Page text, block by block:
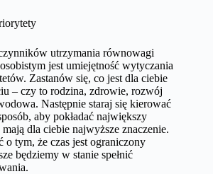
utrzymania równowagi
jest umiejętność wytyczania
Zastanów się, co jest dla ciebie
– czy to rodzina, zdrowie, rozwój
Następnie staraj się kierować
aby pokładać największy
dla ciebie najwyższe znaczenie.
o tym, że czas jest ograniczony
będziemy w stanie spełnić